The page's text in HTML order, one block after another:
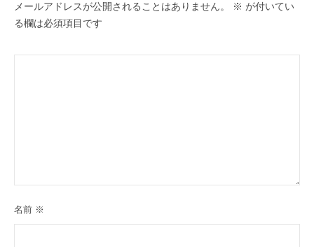
メールアドレスが公開されることはありません。 ※ が付いてい
る欄は必須項目です
名前 ※